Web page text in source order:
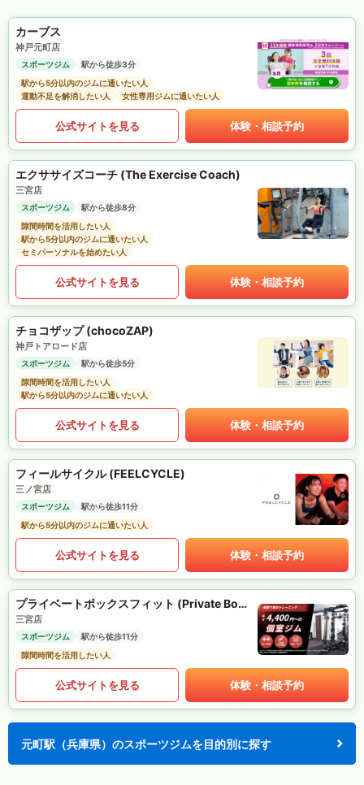
カーブス
神戸元町店
スポーツジム
駅から徒歩3分
駅から5分以内のジムに通いたい人
運動不足を解消したい人
女性専用ジムに通いたい人
公式サイトを見る 体験・相談予約
エクササイズコーチ (The Exercise Coach)
三宮店
スポーツジム
駅から徒歩8分
隙間時間を活用したい人
駅から5分以内のジムに通いたい人
セミパーソナルを始めたい人
公式サイトを見る 体験・相談予約
チョコザップ (chocoZAP)
神戸トアロード店
スポーツジム
駅から徒歩5分
隙間時間を活用したい人
駅から5分以内のジムに通いたい人
公式サイトを見る 体験・相談予約
フィールサイクル (FEELCYCLE)
三ノ宮店
スポーツジム
駅から徒歩11分
駅から5分以内のジムに通いたい人
公式サイトを見る 体験・相談予約
プライベートボックスフィット (Private Box Fit)
三宮店
スポーツジム
駅から徒歩11分
隙間時間を活用したい人
公式サイトを見る 体験・相談予約
元町駅（兵庫県）のスポーツジムを目的別に探す